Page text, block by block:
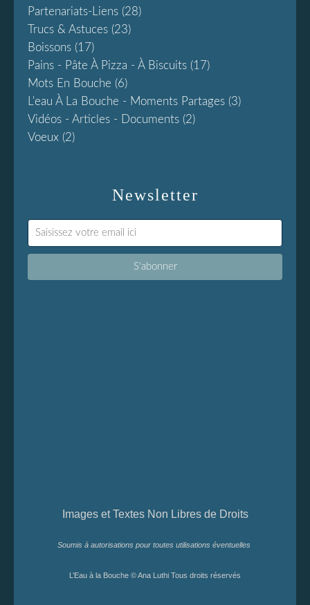
Newsletter
Partenariats-Liens (28)
Trucs & Astuces (23)
Boissons (17)
Pains - Pâte À Pizza - À Biscuits (17)
Mots En Bouche (6)
L'eau À La Bouche - Moments Partages (3)
Vidéos - Articles - Documents (2)
Voeux (2)
Images et Textes Non Libres de Droits
Soumis à autorisations pour toutes utilisations éventuelles
L’Eau à la Bouche © Ana Luthi Tous droits réservés